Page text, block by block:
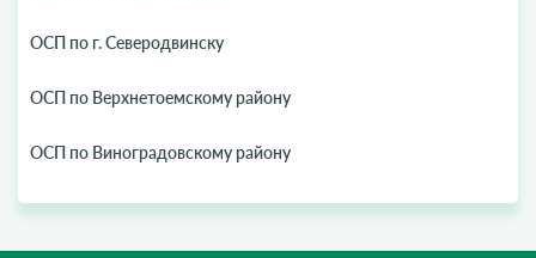
ОСП по г. Северодвинску
ОСП по Верхнетоемскому району
ОСП по Виноградовскому району